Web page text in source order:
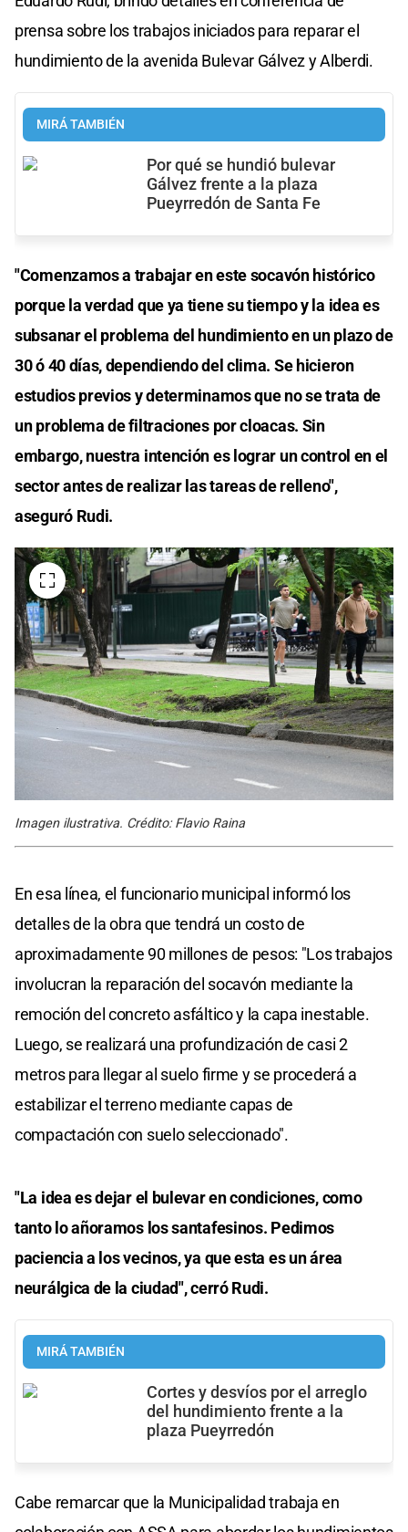
prensa sobre los trabajos iniciados para reparar el
hundimiento de la avenida Bulevar Gálvez y Alberdi.
MIRÁ TAMBIÉN
Por qué se hundió bulevar
Gálvez frente a la plaza
Pueyrredón de Santa Fe
"Comenzamos a trabajar en este socavón histórico
porque la verdad que ya tiene su tiempo y la idea es
subsanar el problema del hundimiento en un plazo de
30 ó 40 días, dependiendo del clima. Se hicieron
estudios previos y determinamos que no se trata de
un problema de filtraciones por cloacas. Sin
embargo, nuestra intención es lograr un control en el
sector antes de realizar las tareas de relleno",
aseguró Rudi.
Imagen ilustrativa. Crédito: Flavio Raina
En esa línea, el funcionario municipal informó los
detalles de la obra que tendrá un costo de
aproximadamente 90 millones de pesos: "Los trabajos
involucran la reparación del socavón mediante la
remoción del concreto asfáltico y la capa inestable.
Luego, se realizará una profundización de casi 2
metros para llegar al suelo firme y se procederá a
estabilizar el terreno mediante capas de
compactación con suelo seleccionado".
"La idea es dejar el bulevar en condiciones, como
tanto lo añoramos los santafesinos. Pedimos
paciencia a los vecinos, ya que esta es un área
neurálgica de la ciudad", cerró Rudi.
MIRÁ TAMBIÉN
Cortes y desvíos por el arreglo
del hundimiento frente a la
plaza Pueyrredón
Cabe remarcar que la Municipalidad trabaja en